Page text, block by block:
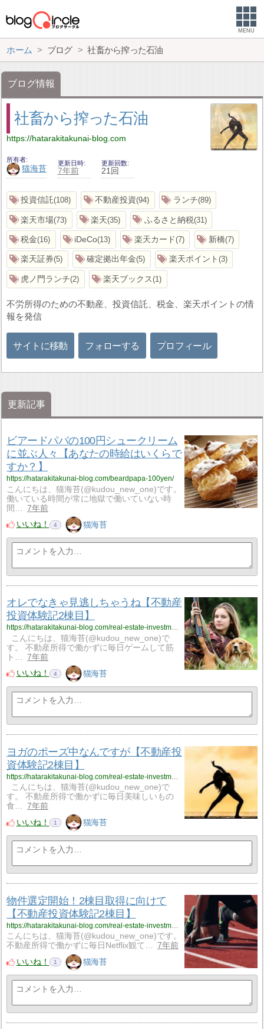
MENU
ホーム ブログ 社畜から搾った石油
ブログ情報
社畜から搾った石油
https://hatarakitakunai-blog.com
所有者
猫海苔
更新日時
7年前
更新回数
21回
投資信託 108 不動産投資 94 ランチ 89
楽天市場 73 楽天 35 ふるさと納税 31
税金 16 iDeCo 13 楽天カード 7 新橋 7
楽天証券 5 確定拠出年金 5 楽天ポイント 3
虎ノ門ランチ 2 楽天ブックス 1
不労所得のための不動産、投資信託、税金、楽天ポイントの情
報を発信
サイトに移動 フォローする プロフィール
更新記事
ビアードパパの100円シュークリーム
に並ぶ人々【あなたの時給はいくらで
すか？】
https://hatarakitakunai-blog.com/beardpapa-100yen/
こんにちは、猫海苔(@kudou_new_one)です。
働いている時間が常に地獄で働いていない時
間…
7年前
いいね！
4 猫海苔
オレでなきゃ見逃しちゃうね【不動産
投資体験記2棟目】
https://hatarakitakunai-blog.com/real-estate-investment-exp-13/
こんにちは、猫海苔(@kudou_new_one)で
す。 不動産所得で働かずに毎日ゲームして筋
ト…
7年前
いいね！
4 猫海苔
ヨガのポーズ中なんですが【不動産投
資体験記2棟目】
こんにちは、猫海苔(@kudou_new_one)で
す。 不動産所得で働かずに毎日美味しいもの
食…
7年前
いいね！
1 猫海苔
物件選定開始！2棟目取得に向けて
【不動産投資体験記2棟目】
こんにちは、猫海苔(@kudou_new_one)です。
不動産所得で働かずに毎日Netflix観て…
7年前
いいね！
1 猫海苔